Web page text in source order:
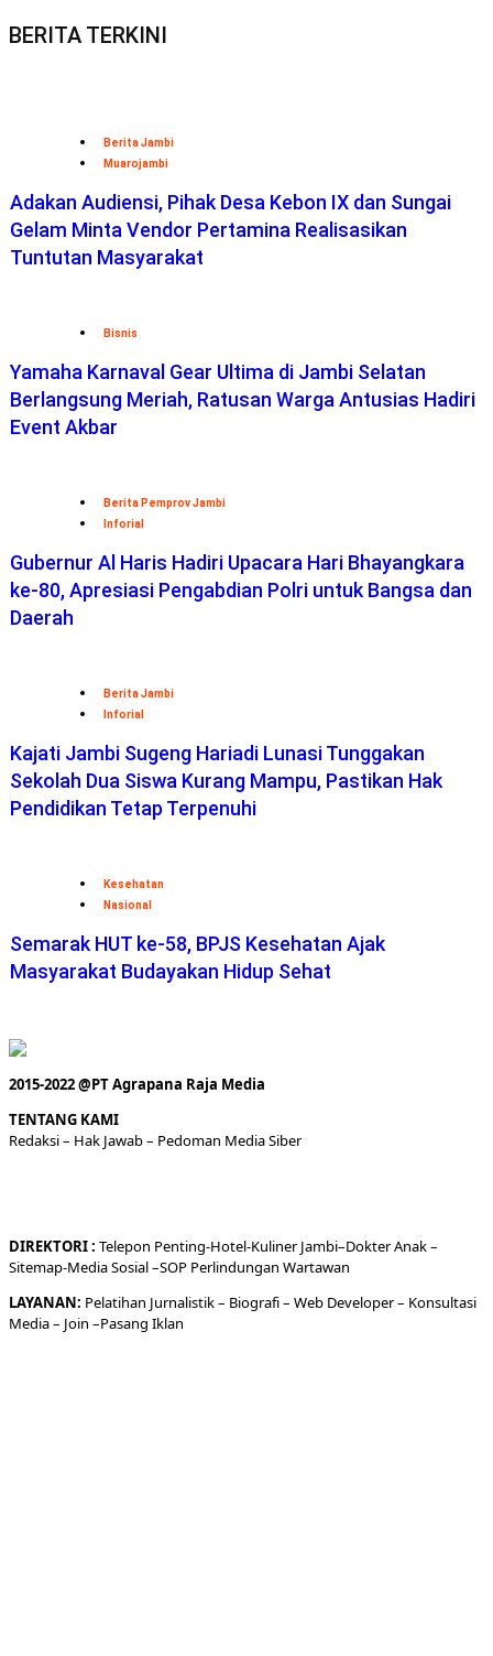
BERITA TERKINI
Berita Jambi
Muarojambi
Adakan Audiensi, Pihak Desa Kebon IX dan Sungai
Gelam Minta Vendor Pertamina Realisasikan
Tuntutan Masyarakat
Bisnis
Yamaha Karnaval Gear Ultima di Jambi Selatan
Berlangsung Meriah, Ratusan Warga Antusias Hadiri
Event Akbar
Berita Pemprov Jambi
Inforial
Gubernur Al Haris Hadiri Upacara Hari Bhayangkara
ke-80, Apresiasi Pengabdian Polri untuk Bangsa dan
Daerah
Berita Jambi
Inforial
Kajati Jambi Sugeng Hariadi Lunasi Tunggakan
Sekolah Dua Siswa Kurang Mampu, Pastikan Hak
Pendidikan Tetap Terpenuhi
Kesehatan
Nasional
Semarak HUT ke-58, BPJS Kesehatan Ajak
Masyarakat Budayakan Hidup Sehat
2015-2022 @PT Agrapana Raja Media
TENTANG KAMI
Redaksi– Hak Jawab – Pedoman Media Siber
DIREKTORI: Telepon Penting-Hotel-KulinerJambi–DokterAnak –
Sitemap-Media Sosial –SOP Perlindungan Wartawan
LAYANAN: Pelatihan Jurnalistik – Biografi– Web Developer– Konsultasi
Media– Join –Pasang Iklan